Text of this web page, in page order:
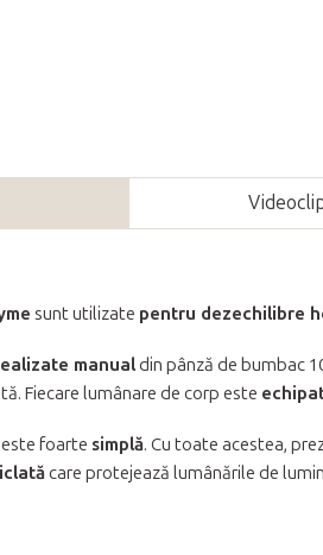
sunt utilizate pentru dezechilibre
manualdin pânză de bumbac
Fiecare lumânare de corp este
foarte simplă. Cu toate acestea,
care protejează lumânările de